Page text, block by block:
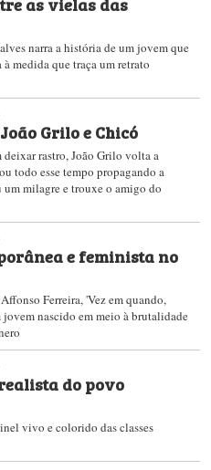
narra a história de um jovem que
à medida que traça um retrato
Grilo e Chicó
deixar rastro, João Grilo volta a
todo esse tempo propagando a
um milagre e trouxe o amigo do
e feminista no
Ferreira, 'Vez em quando,
nascido em meio à brutalidade
do povo
vivo e colorido das classes